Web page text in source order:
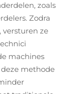
zoals
Zodra
versturen ze
machines
methode